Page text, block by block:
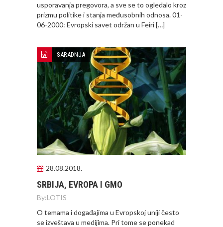
usporavanja pregovora, a sve se to ogledalo kroz
prizmu politike i stanja međusobnih odnosa. 01-
06-2000: Evropski savet održan u Feiri […]
SARADNJA
28.08.2018.
SRBIJA, EVROPA I GMO
By:LOTIS
O temama i događajima u Evropskoj uniji često
se izveštava u medijima. Pri tome se ponekad